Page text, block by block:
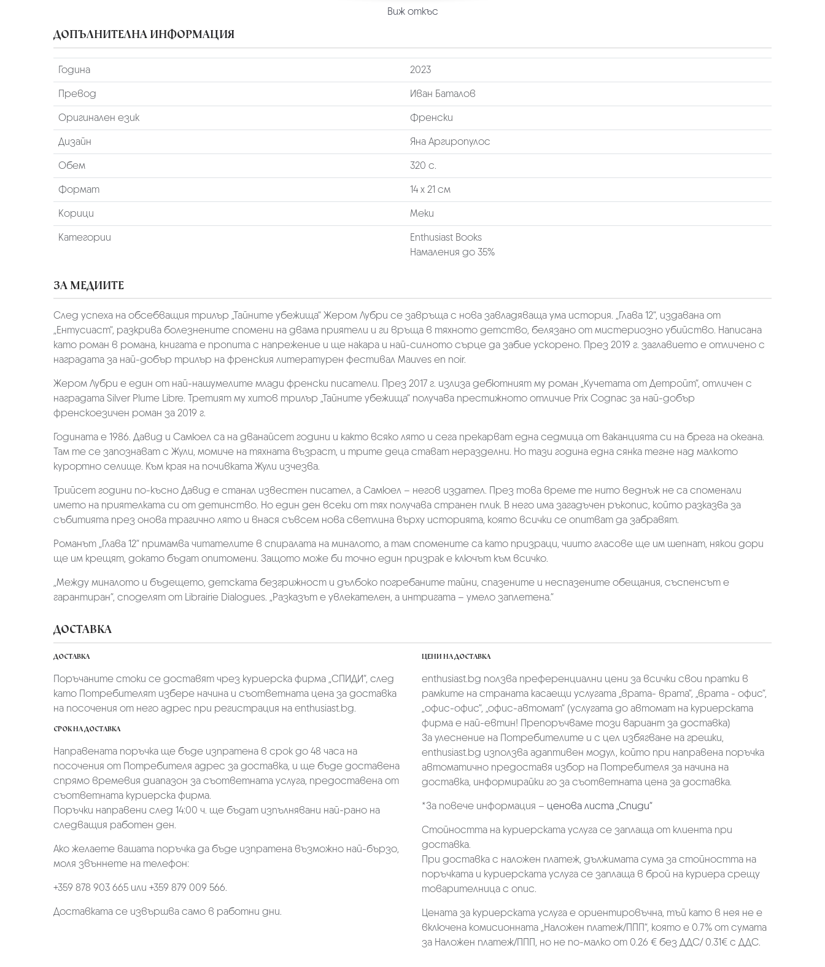
Виж откъс
ДОПЪЛНИТЕЛНА ИНФОРМАЦИЯ
Година
2023
Превод
Иван Баталов
Оригинален език
Френски
Дизайн
Яна Аргиропулос
Обем
320 с.
Формат
14 х 21 см
Корици
Меки
Категории
Enthusiast Books
Намаления до 35%
ЗА МЕДИИТЕ
След успеха на обсебващия трилър „Тайните убежища“ Жером Лубри се завръща с нова завладяваща ума история. „Глава 12“, издавана от
„Ентусиаст“, разкрива болезнените спомени на двама приятели и ги връща в тяхното детство, белязано от мистериозно убийство. Написана
като роман в романа, книгата е пропита с напрежение и ще накара и най-силното сърце да забие ускорено. През 2019 г. заглавието е отличено с
наградата за най-добър трилър на френския литературен фестивал Mauves en noir.
Жером Лубри е един от най-нашумелите млади френски писатели. През 2017 г. излиза дебютният му роман „Кучетата от Детройт“, отличен с
наградата Silver Plume Libre. Третият му хитов трилър „Тайните убежища“ получава престижното отличие Prix Cognac за най-добър
френскоезичен роман за 2019 г.
Годината е 1986. Давид и Самюел са на дванайсет години и както всяко лято и сега прекарват една седмица от ваканцията си на брега на океана.
Там те се запознават с Жули, момиче на тяхната възраст, и трите деца стават неразделни. Но тази година една сянка тегне над малкото
курортно селище. Към края на почивката Жули изчезва.
Трийсет години по-късно Давид е станал известен писател, а Самюел – негов издател. През това време те нито веднъж не са споменали
името на приятелката си от детинство. Но един ден всеки от тях получава странен плик. В него има загадъчен ръкопис, който разказва за
събитията през онова трагично лято и внася съвсем нова светлина върху историята, която всички се опитват да забравят.
Романът „Глава 12“ примамва читателите в спиралата на миналото, а там спомените са като призраци, чиито гласове ще им шепнат, някои дори
ще им крещят, докато бъдат опитомени. Защото може би точно един призрак е ключът към всичко.
„Между миналото и бъдещето, детската безгрижност и дълбоко погребаните тайни, спазените и неспазените обещания, съспенсът е
гарантиран“, споделят от Librairie Dialogues. „Разказът е увлекателен, а интригата – умело заплетена.“
ДОСТАВКА
ДОСТАВКА
Поръчаните стоки се доставят чрез куриерскa фирмa „СПИДИ“, след
като Потребителят избере начина и съответната цена за доставка
на посочения от него адрес при регистрация на enthusiast.bg.
СРОК НА ДОСТАВКА
Направената поръчка ще бъде изпратена в срок до 48 часа на
посочения от Потребителя адрес за доставка, и ще бъде доставена
спрямо времевия диапазон за съответната услуга, предоставена от
съответната куриерска фирма.
Поръчки направени след 14:00 ч. ще бъдат изпълнявани най-рано на
следващия работен ден.
Ако желаете вашата поръчка да бъде изпратена възможно най-бързо,
моля звъннете на телефон:
+359 878 903 665 или +359 879 009 566.
Доставката се извършва само в работни дни.
ЦЕНИ НА ДОСТАВКА
enthusiast.bg ползва преференциални цени за всички свои пратки в
рамките на страната касаещи услугата „врата- врата“, „врата - офис“,
„oфис-офис“, „офис-автомат“ (услугата до автомат на куриерската
фирма е най-евтин! Препоръчваме този вариант за доставка)
За улеснение на Потребителите и с цел избягване на грешки,
enthusiast.bg използва адаптивен модул, който при направена поръчка
автоматично предоставя избор на Потребителя за начина на
доставка, информирайки го за съответната цена за доставка.
*За повече информация – ценова листа „Спиди“
Стойността на куриерската услуга се заплаща от клиента при
доставка.
При доставка с наложен платеж, дължимата сума за стойността на
поръчката и куриерската услуга се заплаща в брой на куриера срещу
товарителница с опис.
Цената за куриерската услуга е ориентировъчна, тъй като в нея не е
включена комисионната „Наложен платеж/ППП“, която е 0.7% от сумата
за Наложен платеж/ППП, но не по-малко от 0.26 € без ДДС/ 0.31€ с ДДС.